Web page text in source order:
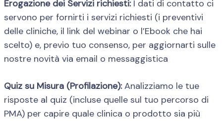
Erogazione dei Servizi richiesti:I dati di contatto ci
servono per fornirti i servizi richiesti (i preventivi
delle cliniche, il link del webinar o l’Ebook che hai
scelto) e, previo tuo consenso, per aggiornarti sulle
nostre novità via email o messaggistica
Quiz su Misura (Profilazione):Analizziamo le tue
risposte al quiz (incluse quelle sul tuo percorso di
PMA) per capire quale clinica o prodotto sia più